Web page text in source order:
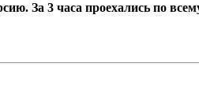
За 3 часа проехались по